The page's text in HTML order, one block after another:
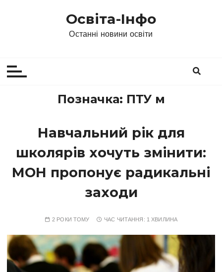
Освіта-Інфо
Останні новини освіти
Позначка: ПТУ м
Навчальний рік для
школярів хочуть змінити:
МОН пропонує радикальні
заходи
2 РОКИ ТОМУ ЧАС ЧИТАННЯ: 1 ХВИЛИНА